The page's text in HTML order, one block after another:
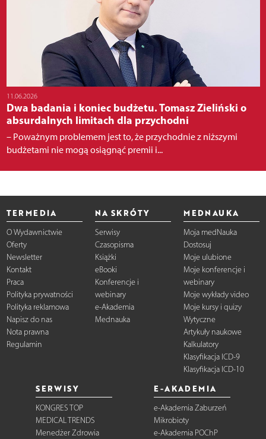
11.06.2026
Dwa badania i koniec budżetu. Tomasz Zieliński o
absurdalnych limitach dla przychodni
– Poważnym problemem jest to, że przychodnie z niższymi
budżetami nie mogą osiągnąć premii i...
TERMEDIA
O Wydawnictwie
Oferty
Newsletter
Kontakt
Praca
Polityka prywatności
Polityka reklamowa
Napisz do nas
Nota prawna
Regulamin
NA SKRÓTY
Serwisy
Czasopisma
Książki
eBooki
Konferencje i
webinary
e-Akademia
Mednauka
MEDNAUKA
Moja medNauka
Dostosuj
Moje ulubione
Moje konferencje i
webinary
Moje wykłady video
Moje kursy i quizy
Wytyczne
Artykuły naukowe
Kalkulatory
Klasyfikacja ICD-9
Klasyfikacja ICD-10
SERWISY
KONGRES TOP
MEDICAL TRENDS
Menedżer Zdrowia
E-AKADEMIA
e-Akademia Zaburzeń
Mikrobioty
e-Akademia POChP